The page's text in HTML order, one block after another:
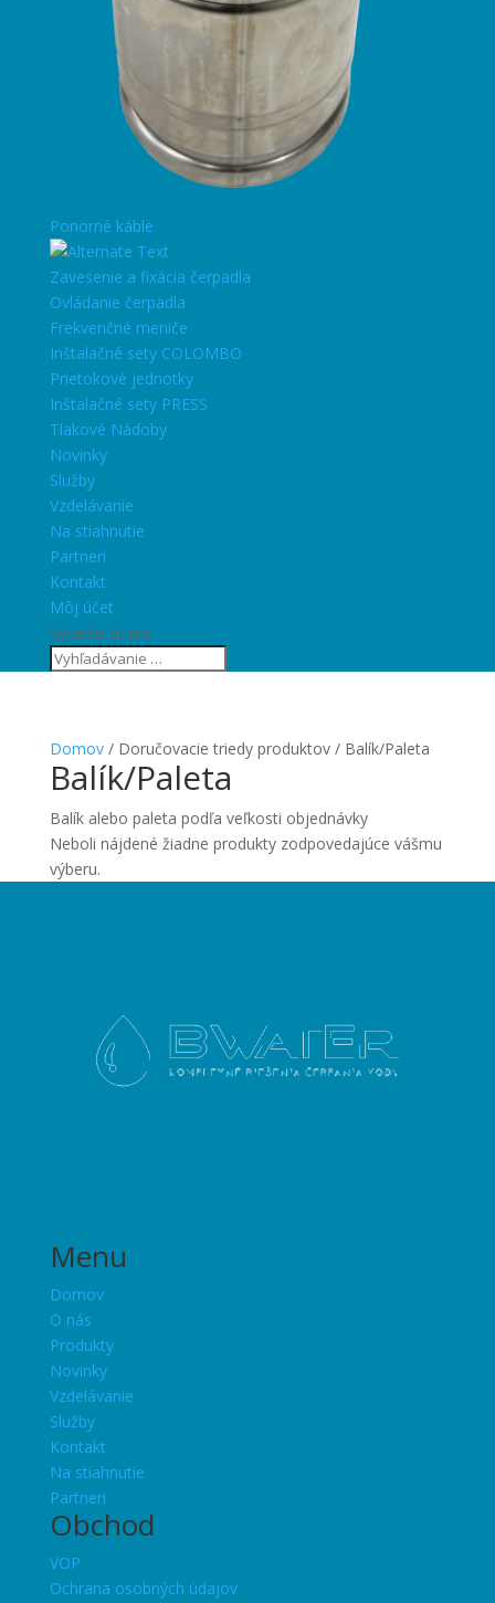
Ponorné káble
Zavesenie a fixácia čerpadla
Ovládanie čerpadla
Frekvenčné meniče
Inštalačné sety COLOMBO
Prietokové jednotky
Inštalačné sety PRESS
Tlakové Nádoby
Novinky
Služby
Vzdelávanie
Na stiahnutie
Partneri
Kontakt
Môj účet
Vyberte stranu
Domov/ Doručovacie triedy produktov / Balík/Paleta
Balík/Paleta
Balík alebo paleta podľa veľkosti objednávky
Neboli nájdené žiadne produkty zodpovedajúce vášmu
výberu.
Menu
Domov
O nás
Produkty
Novinky
Vzdelávanie
Služby
Kontakt
Na stiahnutie
Partneri
Obchod
VOP
Ochrana osobných údajov